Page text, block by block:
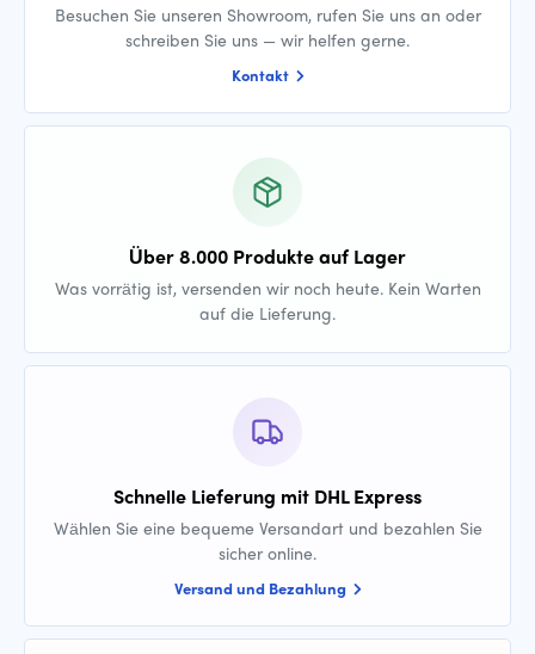
Besuchen Sie unseren Showroom, rufen Sie uns an oder
schreiben Sie uns — wir helfen gerne.
Kontakt
Über 8.000 Produkte auf Lager
Was vorrätig ist, versenden wir noch heute. Kein Warten
auf die Lieferung.
Schnelle Lieferung mit DHL Express
Wählen Sie eine bequeme Versandart und bezahlen Sie
sicher online.
Versand und Bezahlung